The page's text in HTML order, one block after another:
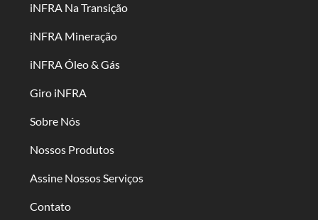
iNFRA Na Transição
iNFRA Mineração
iNFRA Óleo & Gás
Giro iNFRA
Sobre Nós
Nossos Produtos
Assine Nossos Serviços
Contato